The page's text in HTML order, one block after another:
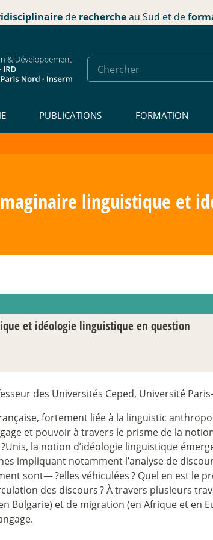
de rechercheau Sud et de
PUBLICATIONS FORMATION
linguistique et
et idéologie linguistique en question
des Universités Ceped, Université
fortement liée à la linguistic
et pouvoir à travers le prisme de la
?Unis, la notion d’idéologie linguistique
impliquant notamment l’analyse de
sont—?elles véhiculées? Quel en est le
des discours? À travers plusieurs
Bulgarie) et de migration (en Afrique et en